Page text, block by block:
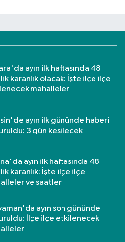
ayın ilk haftasında 48
karanlık olacak: İşte ilçe ilçe
mahalleler
ayın ilk gününde haberi
3 gün kesilecek
ayın ilk haftasında 48
karanlık: İşte ilçe ilçe
ve saatler
ayın son gününde
İlçe ilçe etkilenecek